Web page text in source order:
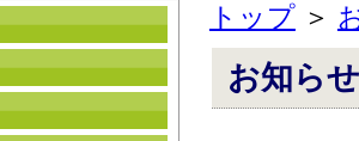
トップ＞
お知ら